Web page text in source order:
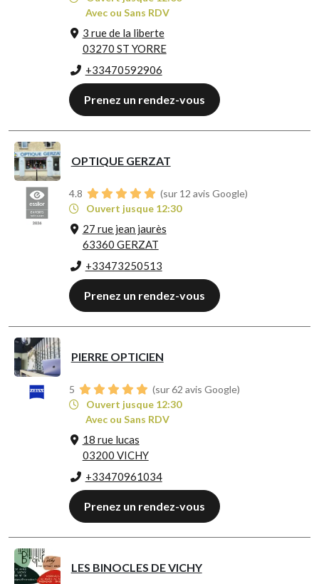
Avec ou Sans RDV
3 rue de la liberte
03270 ST YORRE
+33470592906
Prenez un rendez-vous
OPTIQUE GERZAT
4.8
(sur 12 avis Google)
Ouvert jusque 12:30
27 rue jean jaurès
63360 GERZAT
+33473250513
Prenez un rendez-vous
PIERRE OPTICIEN
5
(sur 62 avis Google)
Ouvert jusque 12:30
Avec ou Sans RDV
18 rue lucas
03200 VICHY
+33470961034
Prenez un rendez-vous
LES BINOCLES DE VICHY